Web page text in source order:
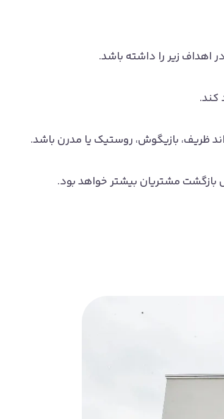
اهداف زیر را داشته باشد.
کند.
ظریف، بازیگوش، روستیک یا مدرن باشد.
بازگشت مشتریان بیشتر خواهد بود.